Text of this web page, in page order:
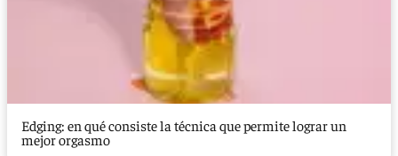
Edging: en qué consiste la técnica que permite lograr un
mejor orgasmo